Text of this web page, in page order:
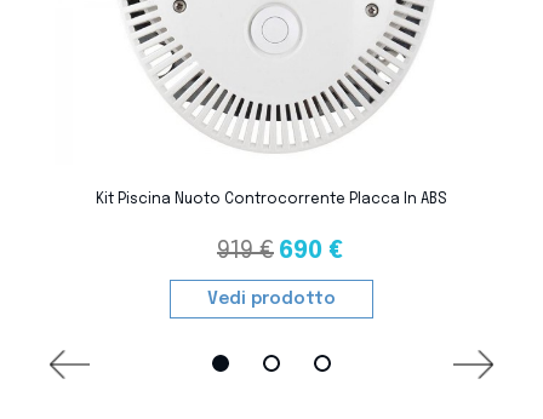
Kit Piscina Nuoto Controcorrente Placca In ABS
919 € 690 €
Vedi prodotto